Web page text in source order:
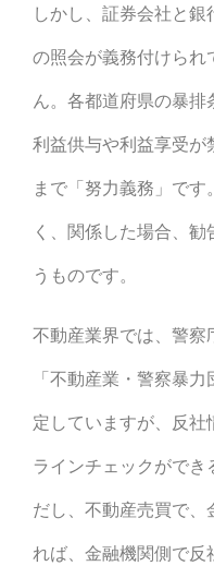
しかし、証券会社と
の照会が義務付けら
ん。各都道府県の暴
利益供与や利益享受が
まで「努力義務」で
く、関係した場合、
うものです。
不動産業界では、警察
「不動産業・警察暴
定していますが、反
ラインチェックがで
だし、不動産売買で、
れば、金融機関側で反